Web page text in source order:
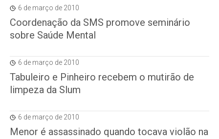
6 de março de 2010
Coordenação da SMS promove seminário
sobre Saúde Mental
6 de março de 2010
Tabuleiro e Pinheiro recebem o mutirão de
limpeza da Slum
6 de março de 2010
Menor é assassinado quando tocava violão na